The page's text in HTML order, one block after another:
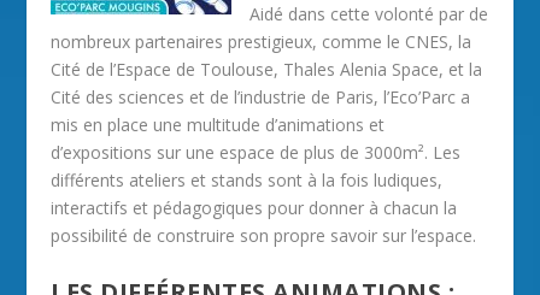
Aidé dans cette volonté par de
nombreux partenaires prestigieux, comme le CNES, la
Cité de l’Espace de Toulouse, Thales Alenia Space, et la
Cité des sciences et de l’industrie de Paris, l’Eco’Parc a
mis en place une multitude d’animations et
d’expositions sur une espace de plus de 3000m². Les
différents ateliers et stands sont à la fois ludiques,
interactifs et pédagogiques pour donner à chacun la
possibilité de construire son propre savoir sur l’espace.